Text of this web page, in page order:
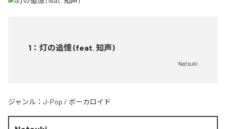
1 ： 灯の追憶 (feat. 知声)
Natsuki
ジャンル： J-Pop / ボーカロイド